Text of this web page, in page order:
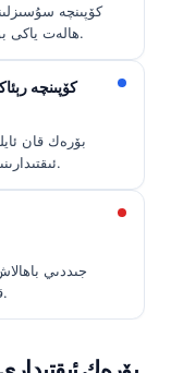
كۆپىنچە
ھالەت ياكى بۆرەك قان ئايلىنىشىنىڭ دەسلەپكى بېسىمى.
كۆپىنچە
بۆرەك قان
ئىقتىدارىنىڭ بۇزۇلۇشى ئېھتىماللىقى تېخىمۇ كۈچىيىدۇ.
جىددىي
قاناش ياكى كرىئاتىننىڭ كۆتۈرۈلۈشى بولسا.